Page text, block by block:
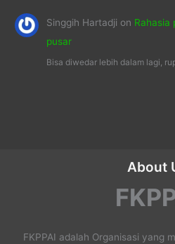
Singgih Hartadjion Rahasia
pusar
Bisa diwedar lebih dalam lagi,
About
FKPPAI adalah Organisasi yang